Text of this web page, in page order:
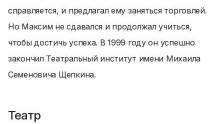
справляется, и предлагал ему заняться торговлей.
Но Максим не сдавался и продолжал учиться,
чтобы достичь успеха. В 1999 году он успешно
закончил Театральный институт имени Михаила
Семеновича Щепкина.
Театр